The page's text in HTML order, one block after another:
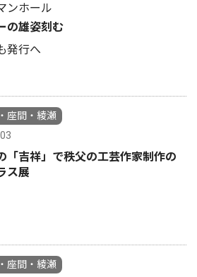
ンホール
の雄姿刻む
発行へ
座間・綾瀬
「吉祥」で秩父の工芸作家制作の
ス展
座間・綾瀬